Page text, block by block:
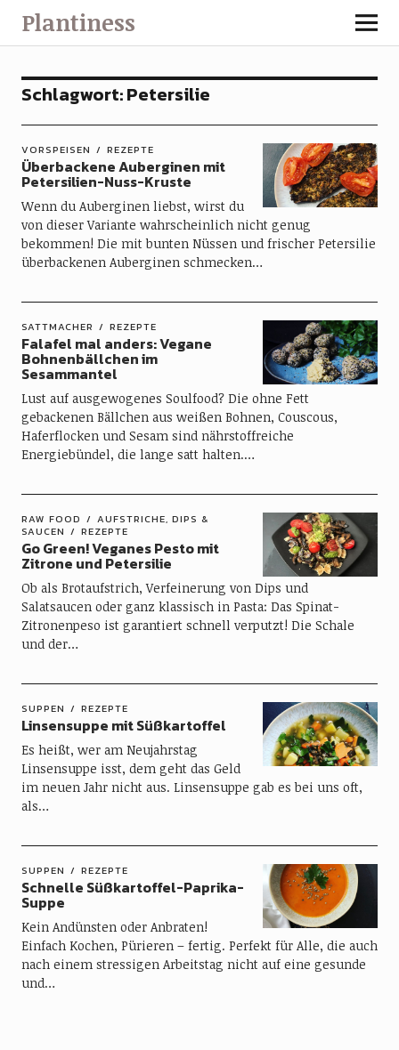
Plantiness
Schlagwort:Petersilie
VORSPEISEN REZEPTE
Überbackene Auberginen mit
Petersilien-Nuss-Kruste
Wenn du Auberginen liebst, wirst du
von dieser Variante wahrscheinlich nicht genug
bekommen! Die mit bunten Nüssen und frischer Petersilie
überbackenen Auberginen schmecken…
SATTMACHER REZEPTE
Falafel mal anders: Vegane
Bohnenbällchen im
Sesammantel
Lust auf ausgewogenes Soulfood? Die ohne Fett
gebackenen Bällchen aus weißen Bohnen, Couscous,
Haferflocken und Sesam sind nährstoffreiche
Energiebündel, die lange satt halten.…
RAW FOOD
AUFSTRICHE, DIPS &
SAUCEN
REZEPTE
Go Green! Veganes Pesto mit
Zitrone und Petersilie
Ob als Brotaufstrich, Verfeinerung von Dips und
Salatsaucen oder ganz klassisch in Pasta: Das Spinat-
Zitronenpeso ist garantiert schnell verputzt! Die Schale
und der…
SUPPEN REZEPTE
Linsensuppe mit Süßkartoffel
Es heißt, wer am Neujahrstag
Linsensuppe isst, dem geht das Geld
im neuen Jahr nicht aus. Linsensuppe gab es bei uns oft,
als…
SUPPEN REZEPTE
Schnelle Süßkartoffel-Paprika-
Suppe
Kein Andünsten oder Anbraten!
Einfach Kochen, Pürieren – fertig. Perfekt für Alle, die auch
nach einem stressigen Arbeitstag nicht auf eine gesunde
und…